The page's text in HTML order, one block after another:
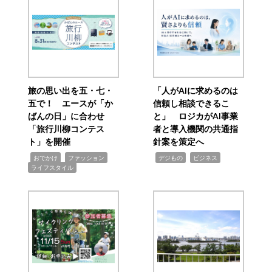
旅の思い出を五・七・
五で！ エースが「か
ばんの日」に合わせ
「旅行川柳コンテス
ト」を開催
おでかけ ファッション
ライフスタイル
「人がAIに求めるのは
信頼し相談できるこ
と」 ロジカがAI事業
者と導入機関の共通指
針案を策定へ
デジもの ビジネス